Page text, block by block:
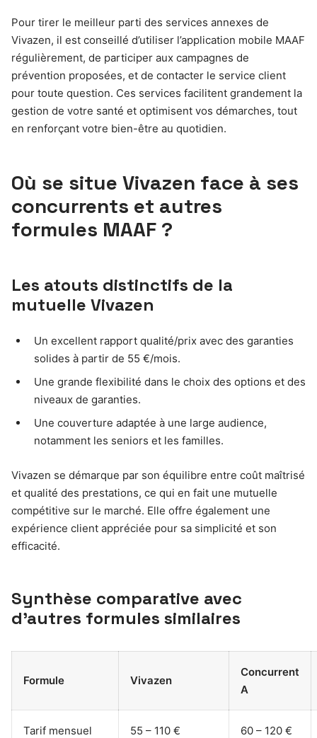
Pour tirer le meilleur parti des services annexes de
Vivazen, il est conseillé d’utiliser l’application mobile MAAF
régulièrement, de participer aux campagnes de
prévention proposées, et de contacter le service client
pour toute question. Ces services facilitent grandement la
gestion de votre santé et optimisent vos démarches, tout
en renforçant votre bien-être au quotidien.
Où se situe Vivazen face à ses
concurrents et autres
formules MAAF ?
Les atouts distinctifs de la
mutuelle Vivazen
Un excellent rapport qualité/prix avec des garanties
solides à partir de 55 €/mois.
Une grande flexibilité dans le choix des options et des
niveaux de garanties.
Une couverture adaptée à une large audience,
notamment les seniors et les familles.
Vivazen se démarque par son équilibre entre coût maîtrisé
et qualité des prestations, ce qui en fait une mutuelle
compétitive sur le marché. Elle offre également une
expérience client appréciée pour sa simplicité et son
efficacité.
Synthèse comparative avec
d’autres formules similaires
Formule Vivazen
Concurrent
A
Tarif mensuel 55 – 110 € 60 – 120 €